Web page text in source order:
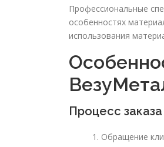
Профессиональные
особенностях
использования
Процесс заказа
Обращение